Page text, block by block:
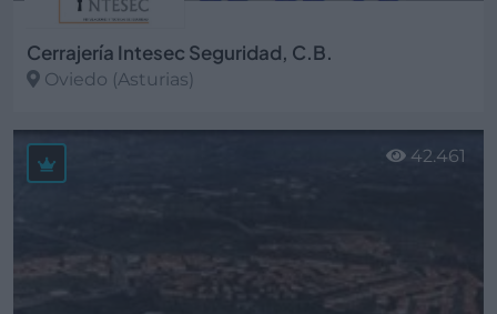
Cerrajería Intesec Seguridad, C.B.
Oviedo (Asturias)
Ver más
42.461